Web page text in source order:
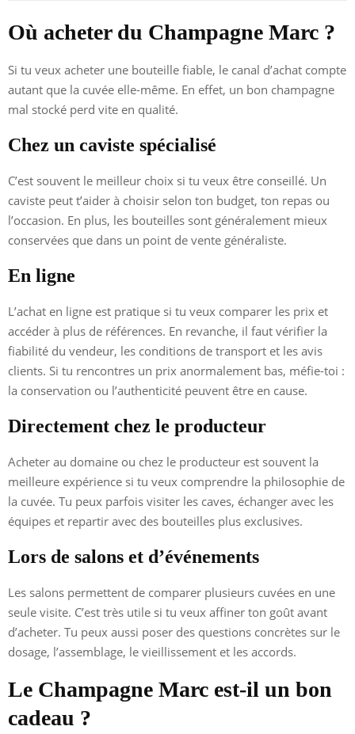
Où acheter du Champagne Marc ?
Si tu veux acheter une bouteille fiable, le canal d’achat compte
autant que la cuvée elle-même. En effet, un bon champagne
mal stocké perd vite en qualité.
Chez un caviste spécialisé
C’est souvent le meilleur choix si tu veux être conseillé. Un
caviste peut t’aider à choisir selon ton budget, ton repas ou
l’occasion. En plus, les bouteilles sont généralement mieux
conservées que dans un point de vente généraliste.
En ligne
L’achat en ligne est pratique si tu veux comparer les prix et
accéder à plus de références. En revanche, il faut vérifier la
fiabilité du vendeur, les conditions de transport et les avis
clients. Si tu rencontres un prix anormalement bas, méfie-toi :
la conservation ou l’authenticité peuvent être en cause.
Directement chez le producteur
Acheter au domaine ou chez le producteur est souvent la
meilleure expérience si tu veux comprendre la philosophie de
la cuvée. Tu peux parfois visiter les caves, échanger avec les
équipes et repartir avec des bouteilles plus exclusives.
Lors de salons et d’événements
Les salons permettent de comparer plusieurs cuvées en une
seule visite. C’est très utile si tu veux affiner ton goût avant
d’acheter. Tu peux aussi poser des questions concrètes sur le
dosage, l’assemblage, le vieillissement et les accords.
Le Champagne Marc est-il un bon
cadeau ?